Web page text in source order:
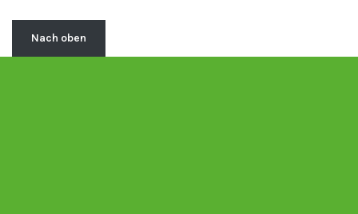
Nach oben